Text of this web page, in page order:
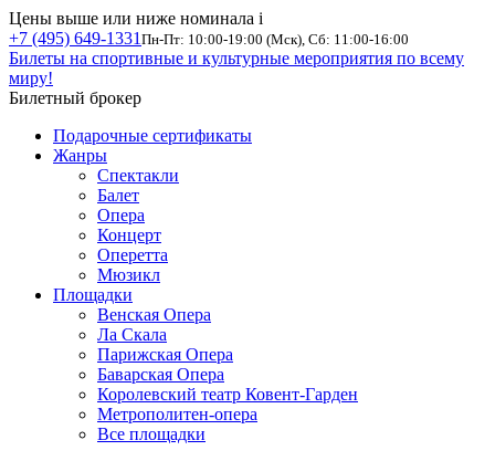
Цены выше или ниже номинала i
+7 (495) 649-1331 Пн-Пт: 10:00-19:00 (Мск), Сб: 11:00-16:00
Билеты на спортивные и культурные мероприятия по всему
миру!
Билетный брокер
Подарочные сертификаты
Жанры
Спектакли
Балет
Опера
Концерт
Оперетта
Мюзикл
Площадки
Венская Опера
Ла Скала
Парижская Опера
Баварская Опера
Королевский театр Ковент-Гарден
Метрополитен-опера
Все площадки